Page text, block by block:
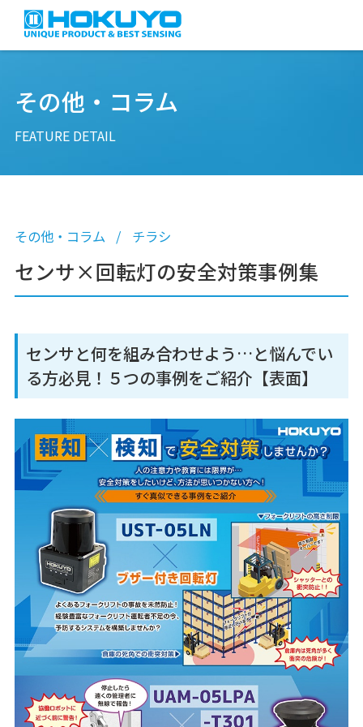
その他・コラム
FEATURE DETAIL
その他・コラム チラシ
センサ×回転灯の安全対策事例集
センサと何を組み合わせよう…と悩んでい
る方必見！５つの事例をご紹介【表面】